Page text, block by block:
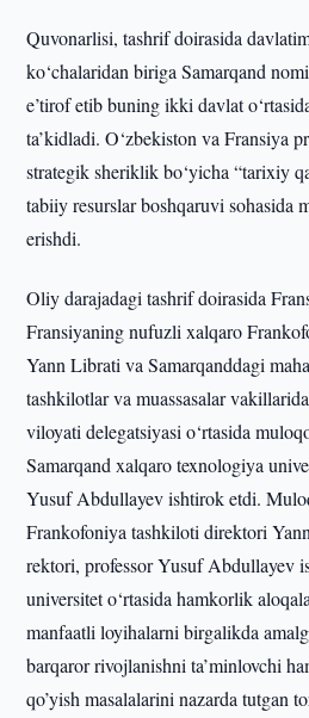
Quvonarlisi, tashrif doirasida
ko‘chalaridan biriga Samarqand
e’tirof etib buning ikki davlat
ta’kidladi. O‘zbekiston va Fransiya
strategik sheriklik bo‘yicha “tarixiy
tabiiy resurslar boshqaruvi sohasida
erishdi.
Oliy darajadagi tashrif doirasida
Fransiyaning nufuzli xalqaro
Yann Librati va Samarqanddagi
tashkilotlar va muassasalar
viloyati delegatsiyasi o‘rtasida
Samarqand xalqaro texnologiya
Yusuf Abdullayev ishtirok etdi.
Frankofoniya tashkiloti direktori
rektori, professor Yusuf Abdullayev
universitet o‘rtasida hamkorlik
manfaatli loyihalarni birgalikda
barqaror rivojlanishni ta’minlovchi
qo’yish masalalarini nazarda tutgan